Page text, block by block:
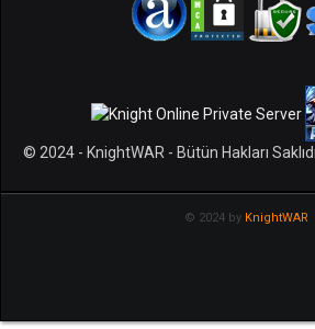
© 2024 - KnightWAR - Bütün Hakları
© 2024 by KnightWAR